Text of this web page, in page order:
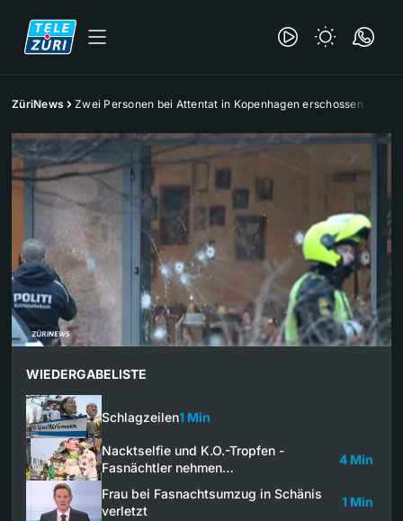
ZüriNews Zwei Personen bei Attentat in Kopenhagen erschossen
WIEDERGABELISTE
Schlagzeilen1 Min
Nacktselfie und K.O.-Tropfen -
Fasnächtler nehmen…
4 Min
Frau bei Fasnachtsumzug in Schänis
verletzt
1 Min